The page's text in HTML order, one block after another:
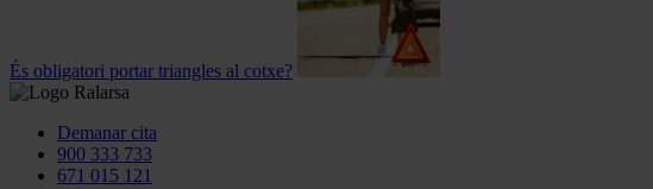
És obligatori portar triangles al cotxe?
Demanar cita
900 333 733
671 015 121